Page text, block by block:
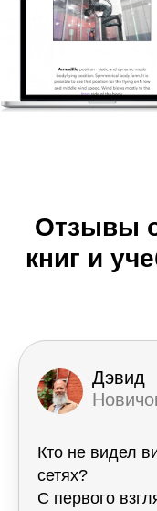
Отзывы
книг и
Дэвид
Кто не видел
сетях?
С первого